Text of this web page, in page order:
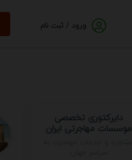
ورود / ثبت نام
دایرکتوری تخصصی
موسسات مهاجرتی ایران